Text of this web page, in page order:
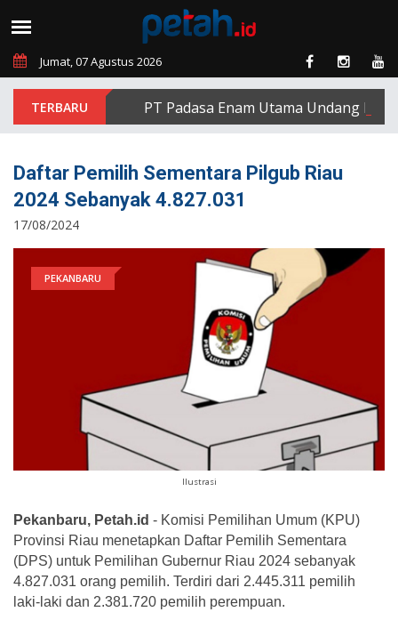
Jumat, 07 Agustus 2026
PT Padasa Enam Utama Undang
Daftar Pemilih Sementara Pilgub Riau
2024 Sebanyak 4.827.031
17/08/2024
PEKANBARU
Ilustrasi
Pekanbaru, Petah.id - Komisi Pemilihan Umum (KPU)
Provinsi Riau menetapkan Daftar Pemilih Sementara
(DPS) untuk Pemilihan Gubernur Riau 2024 sebanyak
4.827.031 orang pemilih. Terdiri dari 2.445.311 pemilih
laki-laki dan 2.381.720 pemilih perempuan.